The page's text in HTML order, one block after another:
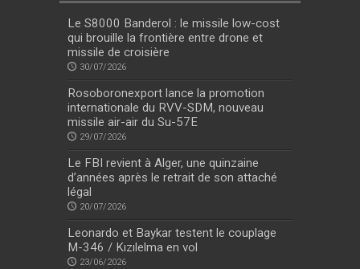
Le S8000 Banderol : le missile low-cost
qui brouille la frontière entre drone et
missile de croisière
30/07/2026
Rosoboronexport lance la promotion
internationale du RVV-SDM, nouveau
missile air-air du Su-57E
29/07/2026
Le FBI revient à Alger, une quinzaine
d’années après le retrait de son attaché
légal
20/07/2026
Leonardo et Baykar testent le couplage
M-346 / Kızılelma en vol
23/06/2026